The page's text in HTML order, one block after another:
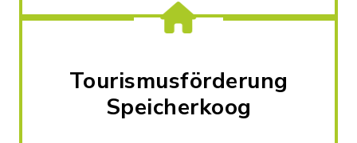
Tourismusförderung
Speicherkoog